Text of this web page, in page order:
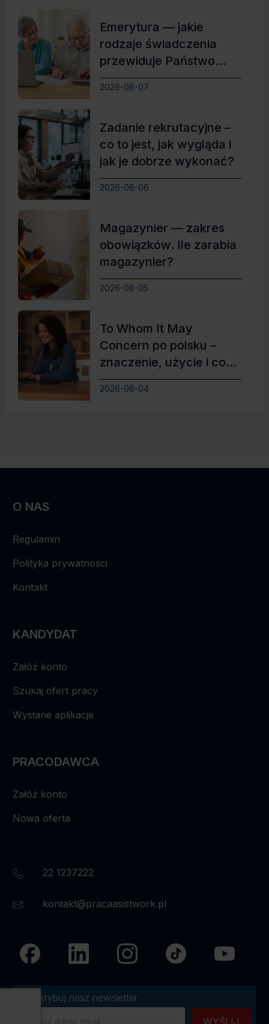
Emerytura — jakie
rodzaje świadczenia
przewiduje Państwo
Polskie?
2026-08-07
Zadanie rekrutacyjne –
co to jest, jak wygląda i
jak je dobrze wykonać?
2026-08-06
Magazynier — zakres
obowiązków. Ile zarabia
magazynier?
2026-08-05
To Whom It May
Concern po polsku –
znaczenie, użycie i co
zamiast
2026-08-04
22 1237222
kontakt@pracaasistwork.pl
O NAS
Regulamin
Polityka prywatności
Kontakt
KANDYDAT
Załóż konto
Szukaj ofert pracy
Wysłane aplikacje
PRACODAWCA
Załóż konto
Nowa oferta
Subskrybuj nasz newsletter